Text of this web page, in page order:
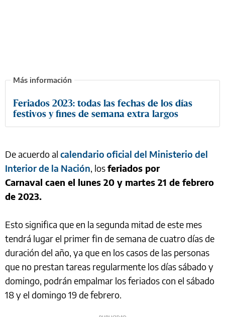
Feriados 2023: todas las fechas de los días
festivos y fines de semana extra largos
De acuerdo al calendario oficial del Ministerio del
Interior de la Nación, losferiados por
Carnaval caen el lunes 20 y martes 21 de febrero
de 2023.
Esto significa que en la segunda mitad de este mes
tendrá lugar el primer fin de semana de cuatro días de
duración del año, ya que en los casos de las personas
que no prestan tareas regularmente los días sábado y
domingo, podrán empalmar los feriados con el sábado
18 y el domingo 19 de febrero.